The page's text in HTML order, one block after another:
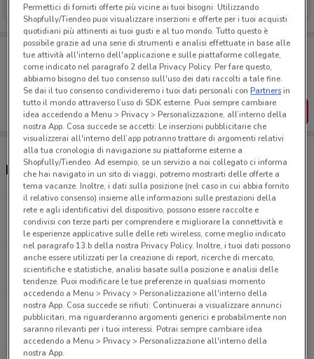
Scade il 31/10
Porta DoveConviene sempre con te!
Puoi trovare le migliori offerte dei negozi vicino a te,
salvarle e creare la tua lista del risparmio, comodamente
dal tuo cellulare.
SCARICA L’APP
Negozi Axa a Latina
Via Carturan, 38 Latina
8.7 km
Via Don Morosini, 1 Latina
9 km
Via Canova, 10 Latina
9.4 km
Permettici di fornirti offerte più vicine ai tuoi bisogni: Utilizzando
Shopfully/Tiendeo puoi visualizzare inserzioni e offerte per i tuoi acquisti
quotidiani più attinenti ai tuoi gusti e al tuo mondo. Tutto questo è
possibile grazie ad una serie di strumenti e analisi effettuate in base alle
tue attività all'interno dell'applicazione e sulle piattaforme collegate,
come indicato nel paragrafo 2 della Privacy Policy. Per fare questo,
abbiamo bisogno del tuo consenso sull'uso dei dati raccolti a tale fine.
Se dai il tuo consenso condivideremo i tuoi dati personali conPartnersin
tutto il mondo attraverso l’uso di SDK esterne. Puoi sempre cambiare
idea accedendo a Menu > Privacy > Personalizzazione, all’interno della
nostra App. Cosa succede se accetti: Le inserzioni pubblicitarie che
visualizzerai all'interno dell’app potranno trattare di argomenti relativi
alla tua cronologia di navigazione su piattaforme esterne a
Shopfully/Tiendeo. Ad esempio, se un servizio a noi collegato ci informa
che hai navigato in un sito di viaggi, potremo mostrarti delle offerte a
tema vacanze. Inoltre, i dati sulla posizione (nel caso in cui abbia fornito
il relativo consenso) insieme alle informazioni sulle prestazioni della
rete e agli identificativi del dispositivo, possono essere raccolte e
condivisi con terze parti per comprendere e migliorare la connettività e
le esperienze applicative sulle delle reti wireless, come meglio indicato
nel paragrafo 13.b della nostra Privacy Policy. Inoltre, i tuoi dati possono
anche essere utilizzati per la creazione di report, ricerche di mercato,
scientifiche e statistiche, analisi basate sulla posizione e analisi delle
tendenze. Puoi modificare le tue preferenze in qualsiasi momento
accedendo a Menu > Privacy > Personalizzazione all'interno della
nostra App. Cosa succede se rifiuti: Continuerai a visualizzare annunci
pubblicitari, ma riguarderanno argomenti generici e probabilmente non
saranno rilevanti per i tuoi interessi. Potrai sempre cambiare idea
accedendo a Menu > Privacy > Personalizzazione all'interno della
nostra App.